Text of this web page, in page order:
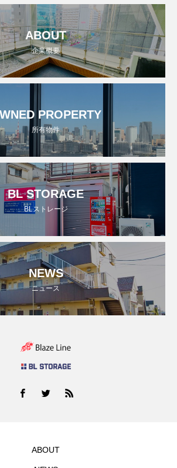
ABOUT
企業概要
PROPERTY
所有物件
BL STORAGE
BLストレージ
NEWS
ニュース
ABOUT